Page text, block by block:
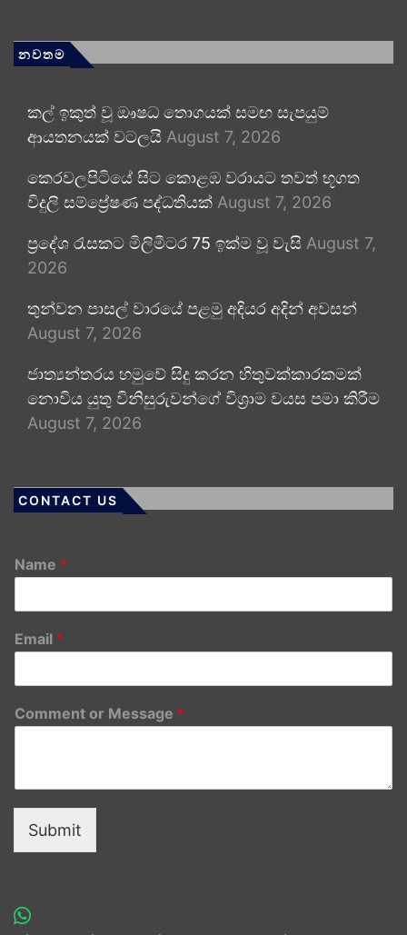
නවතම
කල් ඉකුත් වූ ඖෂධ තොගයක් සමඟ සැපයුම්
ආයතනයක් වටලයි August 7, 2026
කෙරවලපිටියේ සිට කොළඹ වරායට තවත් භූගත
විදුලි සම්ප්‍රේෂණ පද්ධතියක් August 7, 2026
ප්‍රදේශ රැසකට මිලිමීටර 75 ඉක්ම වූ වැසි August 7,
2026
තුන්වන පාසල් වාරයේ පළමු අදියර අදින් අවසන්
August 7, 2026
ජාත්‍යන්තරය හමුවේ සිදු කරන හිතුවක්කාරකමක්
නොවිය යුතු විනිසුරුවන්ගේ විශ්‍රාම වයස පමා කිරීම
August 7, 2026
CONTACT US
Name *
Email *
Comment or Message *
Submit